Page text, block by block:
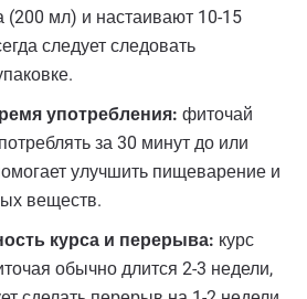
(200 мл) и настаивают 10-15
следует следовать
употребления: фиточай
за 30 минут до или
улучшить пищеварение и
веществ.
курса и перерыва: курс
обычно длится 2-3 недели,